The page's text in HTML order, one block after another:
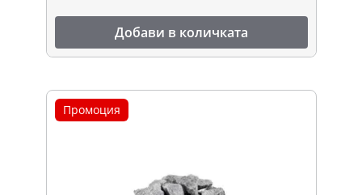
Добави в количката
Промоция